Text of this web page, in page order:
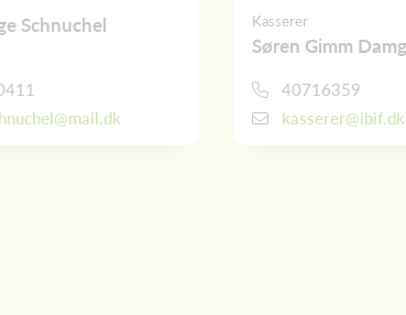
Schnuchel Kasserer
Søren Gimm
40716359
kasserer@ibif.dk